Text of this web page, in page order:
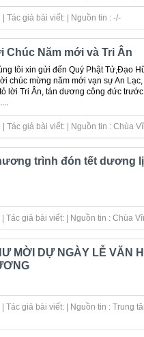
Tác giả bài viết: | Nguồn tin : -/-
Chúc Năm mới và Tri Ân
tôi xin gửi đến Quý Phật Tử,Đạo
chúc mừng năm mới vạn sự An
lời Tri Ân, tán dương công đức
Tác giả bài viết: | Nguồn tin : Chùa
trình đón tết dương
Tác giả bài viết: | Nguồn tin : Chùa
MỜI DỰ NGÀY LỄ VĂN
Tác giả bài viết: | Nguồn tin : Trung